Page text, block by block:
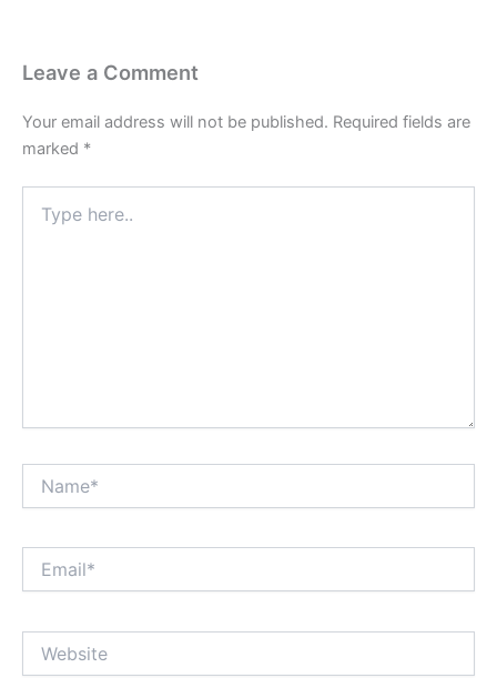
Leave a Comment
Your email address will not be published. Required fields are
marked *
here..